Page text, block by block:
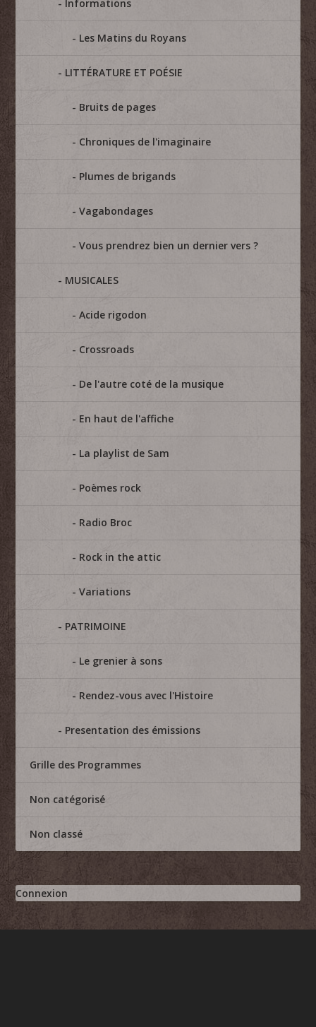
Informations
Les Matins du Royans
LITTÉRATURE ET POÉSIE
Bruits de pages
Chroniques de l'imaginaire
Plumes de brigands
Vagabondages
Vous prendrez bien un dernier vers ?
MUSICALES
Acide rigodon
Crossroads
De l'autre coté de la musique
En haut de l'affiche
La playlist de Sam
Poèmes rock
Radio Broc
Rock in the attic
Variations
PATRIMOINE
Le grenier à sons
Rendez-vous avec l'Histoire
Presentation des émissions
Grille des Programmes
Non catégorisé
Non classé
Connexion